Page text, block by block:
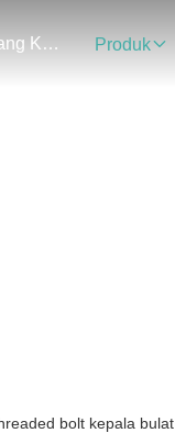
Tentang Kami Produk
bolt kepala bulat